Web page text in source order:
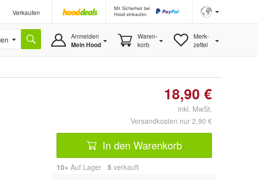
Verkaufen
Mit Sicherheit bei
Hood einkaufen
Anmelden
Mein Hood
Waren-
korb
Merk-
zettel
18,90 €
inkl. MwSt.
Versandkosten nur 2,90 €
In den Warenkorb
10+ Auf Lager 5 verkauft